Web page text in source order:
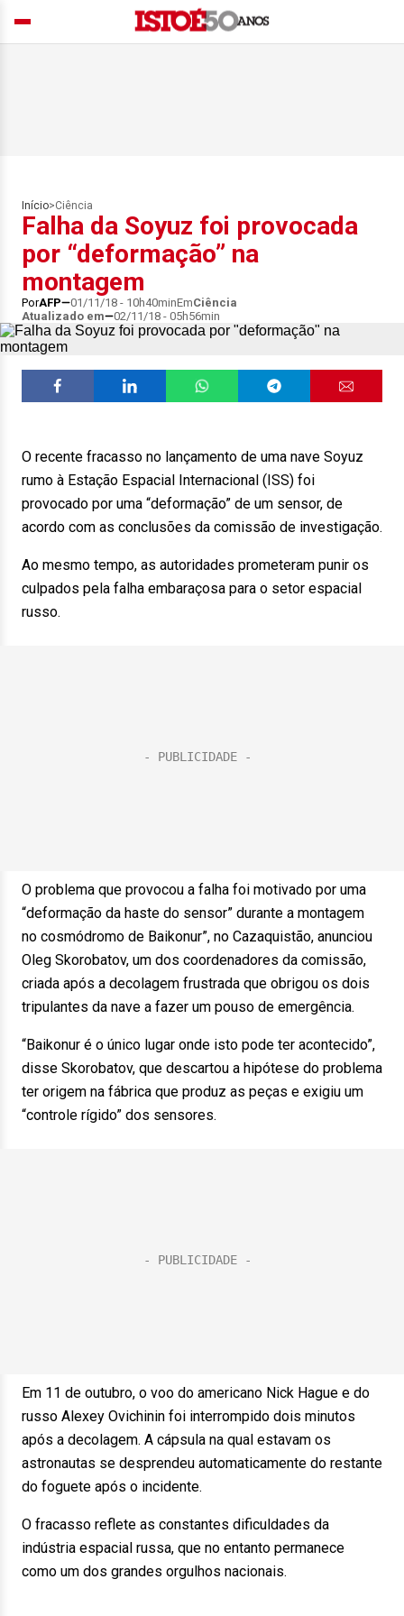
Início>Ciência
Falha da Soyuz foi provocada
por “deformação” na
montagem
PorAFP 01/11/18 - 10h40minEmCiência
Atualizado em
02/11/18 - 05h56min
O recente fracasso no lançamento de uma nave Soyuz
rumo à Estação Espacial Internacional (ISS) foi
provocado por uma “deformação” de um sensor, de
acordo com as conclusões da comissão de investigação.
Ao mesmo tempo, as autoridades prometeram punir os
culpados pela falha embaraçosa para o setor espacial
russo.
O problema que provocou a falha foi motivado por uma
“deformação da haste do sensor” durante a montagem
no cosmódromo de Baikonur”, no Cazaquistão, anunciou
Oleg Skorobatov, um dos coordenadores da comissão,
criada após a decolagem frustrada que obrigou os dois
tripulantes da nave a fazer um pouso de emergência.
“Baikonur é o único lugar onde isto pode ter acontecido”,
disse Skorobatov, que descartou a hipótese do problema
ter origem na fábrica que produz as peças e exigiu um
“controle rígido” dos sensores.
Em 11 de outubro, o voo do americano Nick Hague e do
russo Alexey Ovichinin foi interrompido dois minutos
após a decolagem. A cápsula na qual estavam os
astronautas se desprendeu automaticamente do restante
do foguete após o incidente.
O fracasso reflete as constantes dificuldades da
indústria espacial russa, que no entanto permanece
como um dos grandes orgulhos nacionais.